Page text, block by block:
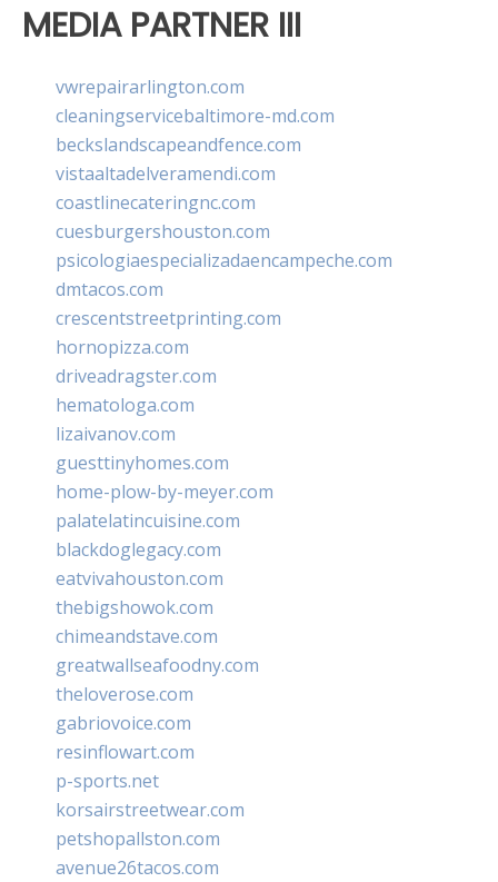
MEDIA PARTNER III
vwrepairarlington.com
cleaningservicebaltimore-md.com
beckslandscapeandfence.com
vistaaltadelveramendi.com
coastlinecateringnc.com
cuesburgershouston.com
psicologiaespecializadaencampeche.com
dmtacos.com
crescentstreetprinting.com
hornopizza.com
driveadragster.com
hematologa.com
lizaivanov.com
guesttinyhomes.com
home-plow-by-meyer.com
palatelatincuisine.com
blackdoglegacy.com
eatvivahouston.com
thebigshowok.com
chimeandstave.com
greatwallseafoodny.com
theloverose.com
gabriovoice.com
resinflowart.com
p-sports.net
korsairstreetwear.com
petshopallston.com
avenue26tacos.com